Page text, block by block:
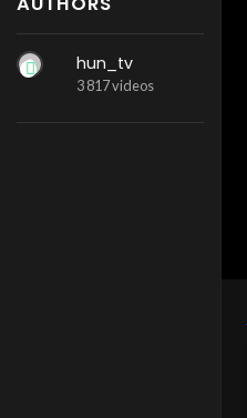
hun_tv
3 817 videos